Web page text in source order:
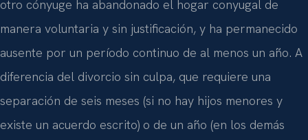
otro cónyuge ha abandonado el hogar conyugal de
manera voluntaria y sin justificación, y ha permanecido
ausente por un período continuo de al menos un año. A
diferencia del divorcio sin culpa, que requiere una
separación de seis meses (si no hay hijos menores y
existe un acuerdo escrito) o de un año (en los demás